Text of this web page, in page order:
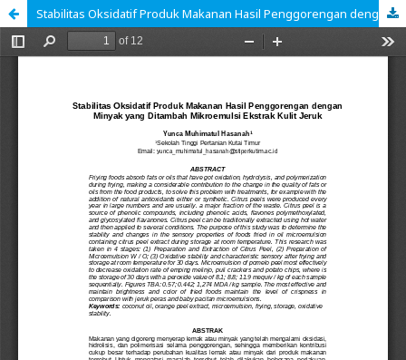
Stabilitas Oksidatif Produk Makanan Hasil Penggorengan dengan Minyak yang Ditambah Mikroemulsi Ekstrak Kulit Jeruk